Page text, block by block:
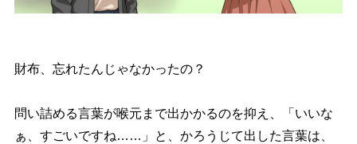
財布、忘れたんじゃなかったの？
問い詰める言葉が喉元まで出かかるのを抑え、「いいな
ぁ、すごいですね……」と、かろうじて出した言葉は、